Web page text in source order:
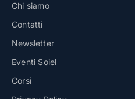
Chi siamo
Contatti
Newsletter
Eventi Soiel
Corsi